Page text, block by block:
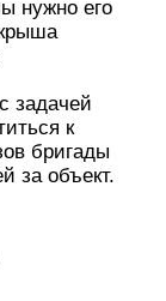
нужно его
задачей
к
бригады
за объект.